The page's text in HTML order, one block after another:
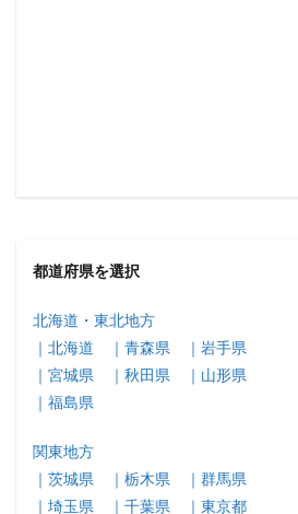
都道府県を選択
北海道・東北地方
｜北海道
｜青森県
｜岩手県
｜宮城県
｜秋田県
｜山形県
｜福島県
関東地方
｜茨城県
｜栃木県
｜群馬県
｜埼玉県
｜千葉県
｜東京都